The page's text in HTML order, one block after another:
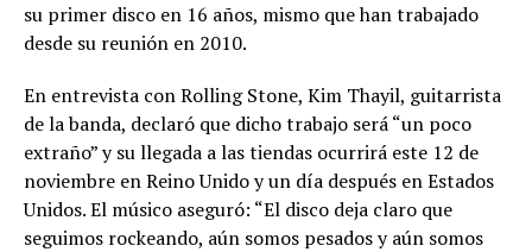
su primer disco en 16 años, mismo que han trabajado
desde su reunión en 2010.
En entrevista con Rolling Stone, Kim Thayil, guitarrista
de la banda, declaró que dicho trabajo será “un poco
extraño” y su llegada a las tiendas ocurrirá este 12 de
noviembre en Reino Unido y un día después en Estados
Unidos. El músico aseguró: “El disco deja claro que
seguimos rockeando, aún somos pesados y aún somos